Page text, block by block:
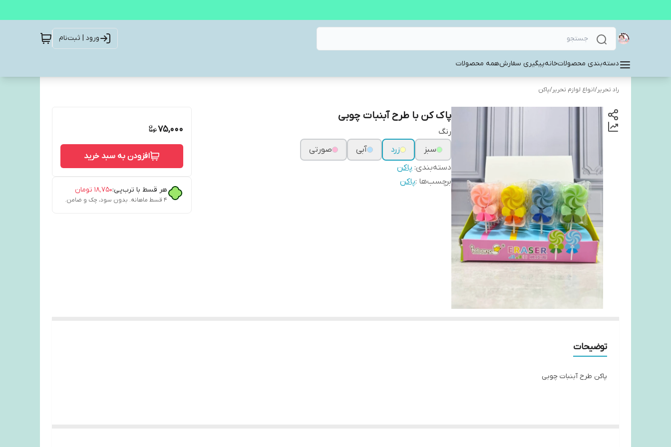
ورود | ثبت‌نام
دسته‌بندی محصولاتخانهپیگیری سفارشهمه محصولات
راد تحریر/انواع لوازم تحریر/پاکن
پاک کن با طرح آبنبات چوبی
رنگ
سبز
زرد آبی
صورتی
دسته‌بندی: پاکن
برچسب‌ها :پاکن
75,000
افزودن به سبد خرید
هر قسط با ترب‌پی:۱۸٬۷۵۰ تومان
۴ قسط ماهانه. بدون سود، چک و ضامن.
توضیحات
پاکن طرح آبنبات چوبی